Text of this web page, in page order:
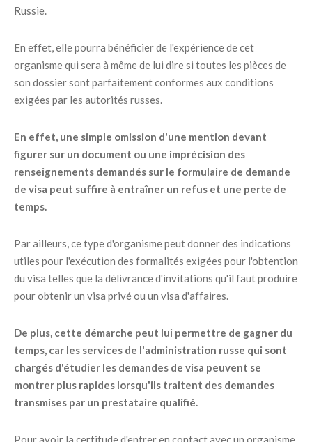
Russie.
En effet, elle pourra bénéficier de l'expérience de cet
organisme qui sera à même de lui dire si toutes les pièces de
son dossier sont parfaitement conformes aux conditions
exigées par les autorités russes.
En effet, une simple omission d'une mention devant
figurer sur un document ou une imprécision des
renseignements demandés sur le formulaire de demande
de visa peut suffire à entraîner un refus et une perte de
temps.
Par ailleurs, ce type d'organisme peut donner des indications
utiles pour l'exécution des formalités exigées pour l'obtention
du visa telles que la délivrance d'invitations qu'il faut produire
pour obtenir un visa privé ou un visa d'affaires.
De plus, cette démarche peut lui permettre de gagner du
temps, car les services de l'administration russe qui sont
chargés d'étudier les demandes de visa peuvent se
montrer plus rapides lorsqu'ils traitent des demandes
transmises par un prestataire qualifié.
Pour avoir la certitude d'entrer en contact avec un organisme